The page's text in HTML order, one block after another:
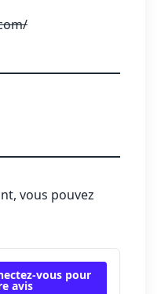
vous pouvez
vous pour
avis